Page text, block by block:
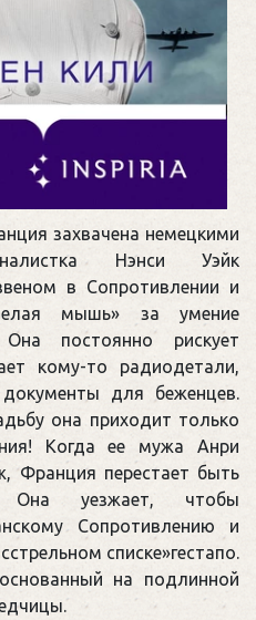
захвачена немецкими
Нэнси Уэйк
в Сопротивлении и
мышь» за умение
постоянно рискует
кому-то радиодетали,
для беженцев.
она приходит только
Когда ее мужа Анри
Франция перестает быть
уезжает, чтобы
Сопротивлению и
списке»гестапо.
на подлинной